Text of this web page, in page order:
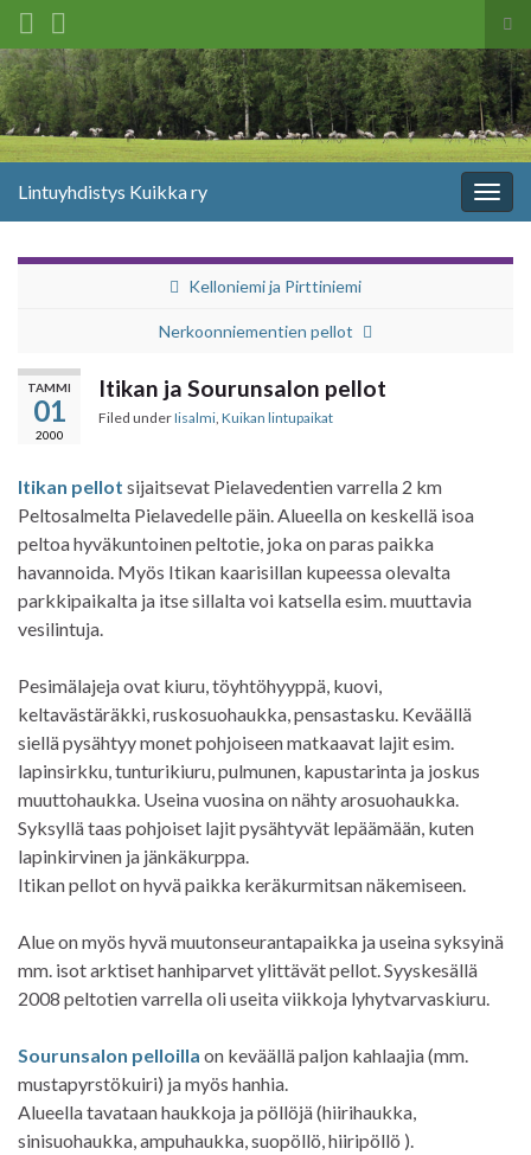
Search for:
Lintuyhdistys Kuikka ry
Kelloniemi ja Pirttiniemi
Nerkoonniementien pellot
TAMMI
01
2000
Itikan ja Sourunsalon pellot
Filed underIisalmi Kuikan lintupaikat
Itikan pellot sijaitsevat Pielavedentien varrella 2 km
Peltosalmelta Pielavedelle päin. Alueella on keskellä isoa
peltoa hyväkuntoinen peltotie, joka on paras paikka
havannoida. Myös Itikan kaarisillan kupeessa olevalta
parkkipaikalta ja itse sillalta voi katsella esim. muuttavia
vesilintuja.
Pesimälajeja ovat kiuru, töyhtöhyyppä, kuovi,
keltavästäräkki, ruskosuohaukka, pensastasku. Keväällä
siellä pysähtyy monet pohjoiseen matkaavat lajit esim.
lapinsirkku, tunturikiuru, pulmunen, kapustarinta ja joskus
muuttohaukka. Useina vuosina on nähty arosuohaukka.
Syksyllä taas pohjoiset lajit pysähtyvät lepäämään, kuten
lapinkirvinen ja jänkäkurppa.
Itikan pellot on hyvä paikka keräkurmitsan näkemiseen.
Alue on myös hyvä muutonseurantapaikka ja useina syksyinä
mm. isot arktiset hanhiparvet ylittävät pellot. Syyskesällä
2008 peltotien varrella oli useita viikkoja lyhytvarvaskiuru.
Sourunsalon pelloilla on keväällä paljon kahlaajia (mm.
mustapyrstökuiri) ja myös hanhia.
Alueella tavataan haukkoja ja pöllöjä (hiirihaukka,
sinisuohaukka, ampuhaukka, suopöllö, hiiripöllö ).